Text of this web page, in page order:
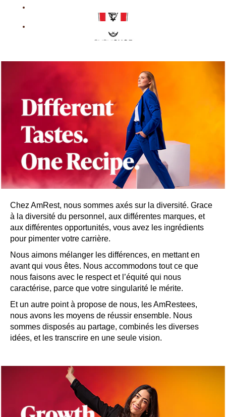
Chez AmRest, nous sommes axés sur la diversité. Grace
à la diversité du personnel, aux différentes marques, et
aux différentes opportunités, vous avez les ingrédients
pour pimenter votre carrière.
Nous aimons mélanger les différences, en mettant en
avant qui vous êtes. Nous accommodons tout ce que
nous faisons avec le respect et l’équité qui nous
caractérise, parce que votre singularité le mérite.
Et un autre point à propose de nous, les AmRestees,
nous avons les moyens de réussir ensemble. Nous
sommes disposés au partage, combinés les diverses
idées, et les transcrire en une seule vision.